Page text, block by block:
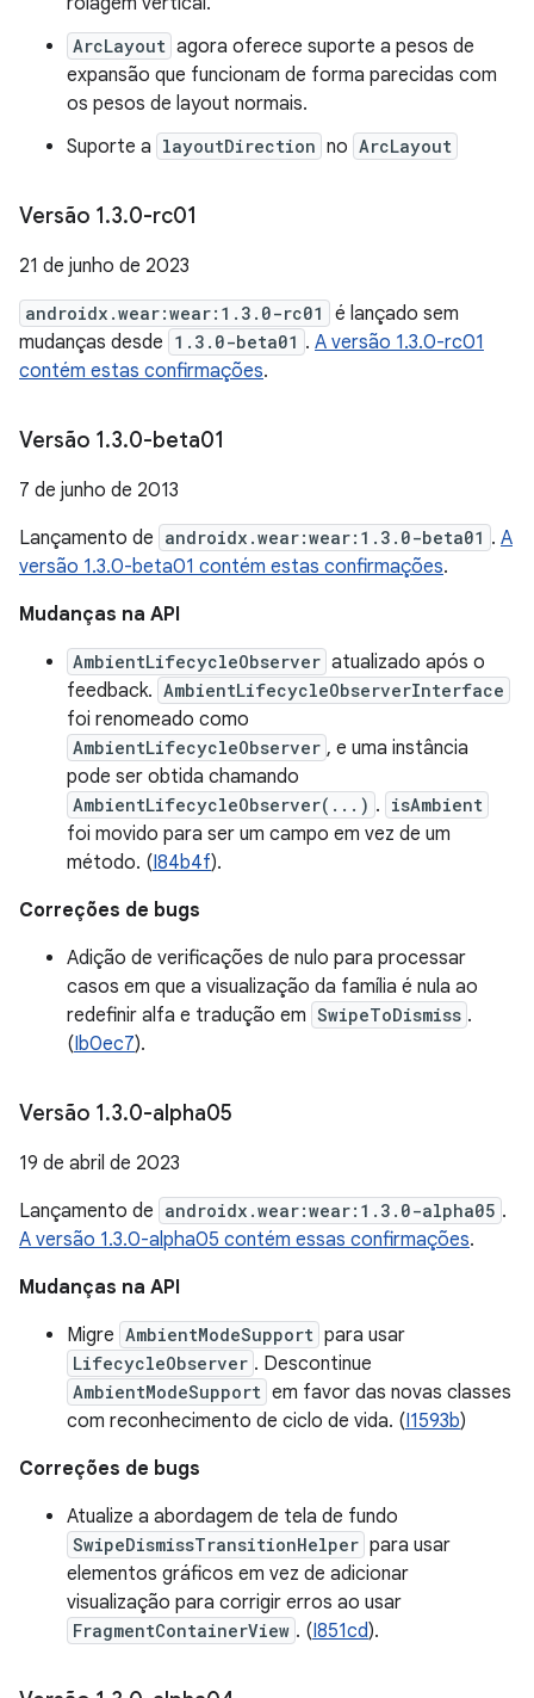
ArcLayout agora oferece suporte a pesos de
expansão que funcionam de forma parecidas com
os pesos de layout normais.
Suporte a layoutDirection no ArcLayout
Versão 1.3.0-rc01
21 de junho de 2023
androidx.wear:wear:1.3.0-rc01
é lançado sem
mudanças desde 1.3.0-beta01 . A versão 1.3.0-rc01
contém estas confirmações.
Versão 1.3.0-beta01
7 de junho de 2013
Lançamento de androidx.wear:wear:1.3.0-beta01 . A
versão 1.3.0-beta01 contém estas confirmações.
Mudanças na API
AmbientLifecycleObserver atualizado após o
feedback. AmbientLifecycleObserverInterface
foi renomeado como
AmbientLifecycleObserver , e uma instância
pode ser obtida chamando
AmbientLifecycleObserver(...) . isAmbient
foi movido para ser um campo em vez de um
método. (I84b4f).
Correções de bugs
Adição de verificações de nulo para processar
casos em que a visualização da família é nula ao
redefinir alfa e tradução em SwipeToDismiss .
(Ib0ec7).
Versão 1.3.0-alpha05
19 de abril de 2023
Lançamento de androidx.wear:wear:1.3.0-alpha05 .
A versão 1.3.0-alpha05 contém essas confirmações.
Mudanças na API
Migre AmbientModeSupport para usar
LifecycleObserver . Descontinue
AmbientModeSupport em favor das novas classes
com reconhecimento de ciclo de vida. (I1593b)
Correções de bugs
Atualize a abordagem de tela de fundo
SwipeDismissTransitionHelper para usar
elementos gráficos em vez de adicionar
visualização para corrigir erros ao usar
FragmentContainerView . (I851cd).